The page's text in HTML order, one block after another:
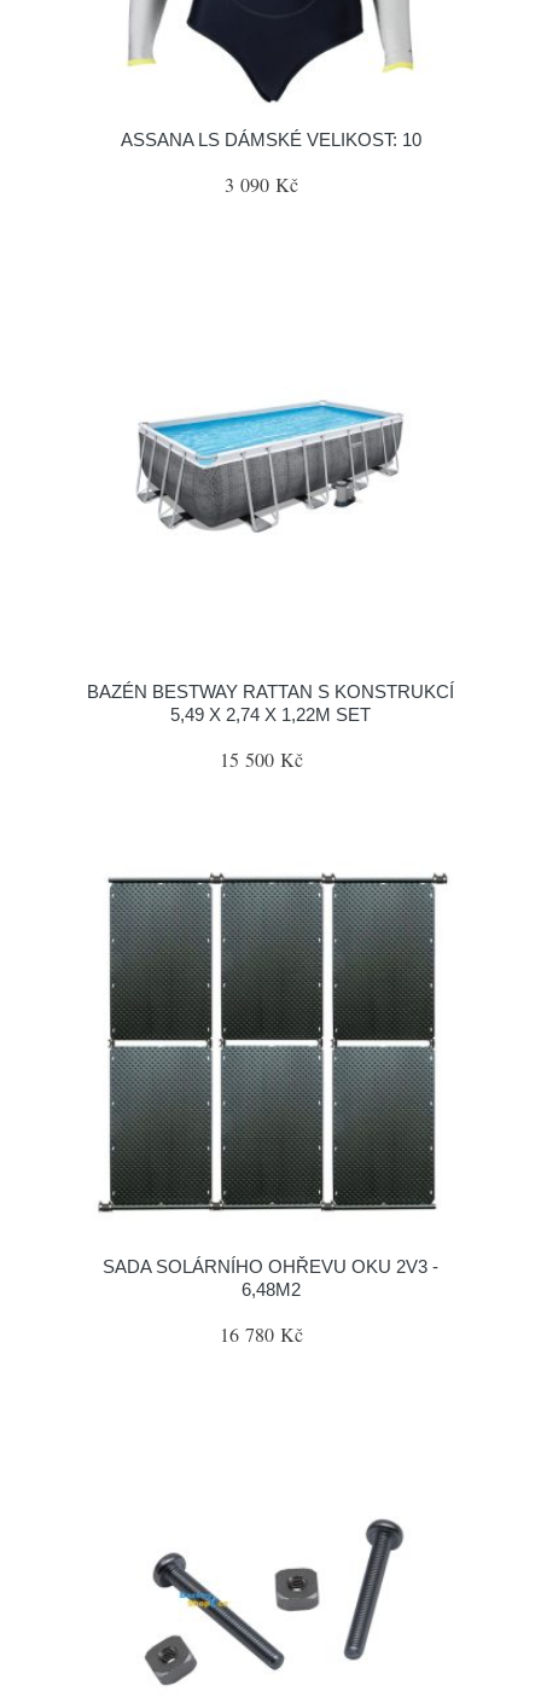
ASSANA LS DÁMSKÉ VELIKOST: 10
3 090 Kč
BAZÉN BESTWAY RATTAN S KONSTRUKCÍ
5,49 X 2,74 X 1,22M SET
15 500 Kč
SADA SOLÁRNÍHO OHŘEVU OKU 2V3 -
6,48M2
16 780 Kč